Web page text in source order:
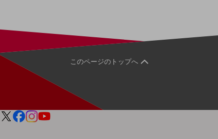
サステナビリティ
サステナビリティTOP
NTTドコモビジネスグループのサステナビリティ
サステナビリティ基本方針
サステナビリティレポート
このページのトップへ